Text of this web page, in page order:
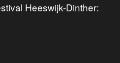
Heeswijk-Dinther: